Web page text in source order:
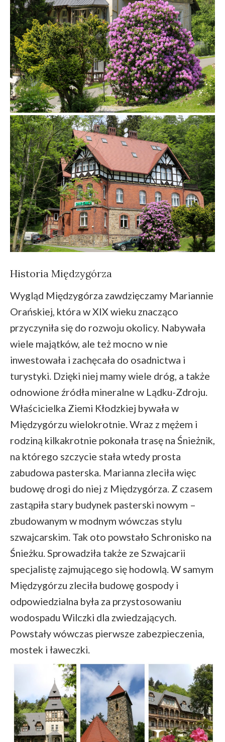
Historia Międzygórza
Wygląd Międzygórza zawdzięczamy Mariannie
Orańskiej, która w XIX wieku znacząco
przyczyniła się do rozwoju okolicy. Nabywała
wiele majątków, ale też mocno w nie
inwestowała i zachęcała do osadnictwa i
turystyki. Dzięki niej mamy wiele dróg, a także
odnowione źródła mineralne w Lądku-Zdroju.
Właścicielka Ziemi Kłodzkiej bywała w
Międzygórzu wielokrotnie. Wraz z mężem i
rodziną kilkakrotnie pokonała trasę na Śnieżnik,
na którego szczycie stała wtedy prosta
zabudowa pasterska. Marianna zleciła więc
budowę drogi do niej z Międzygórza. Z czasem
zastąpiła stary budynek pasterski nowym –
zbudowanym w modnym wówczas stylu
szwajcarskim. Tak oto powstało Schronisko na
Śnieżku. Sprowadziła także ze Szwajcarii
specjalistę zajmującego się hodowlą. W samym
Międzygórzu zleciła budowę gospody i
odpowiedzialna była za przystosowaniu
wodospadu Wilczki dla zwiedzających.
Powstały wówczas pierwsze zabezpieczenia,
mostek i ławeczki.